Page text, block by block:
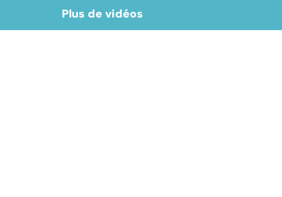
Plus de vidéos